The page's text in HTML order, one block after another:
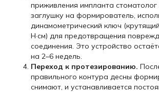
приживления импланта стоматолог
заглушку на формирователь,
динамометрический ключ
Н·см) для предотвращения
соединения. Это устройство
на 2–6 недель.
Переход к протезированию.
правильного контура десны
снимают, и устанавливается